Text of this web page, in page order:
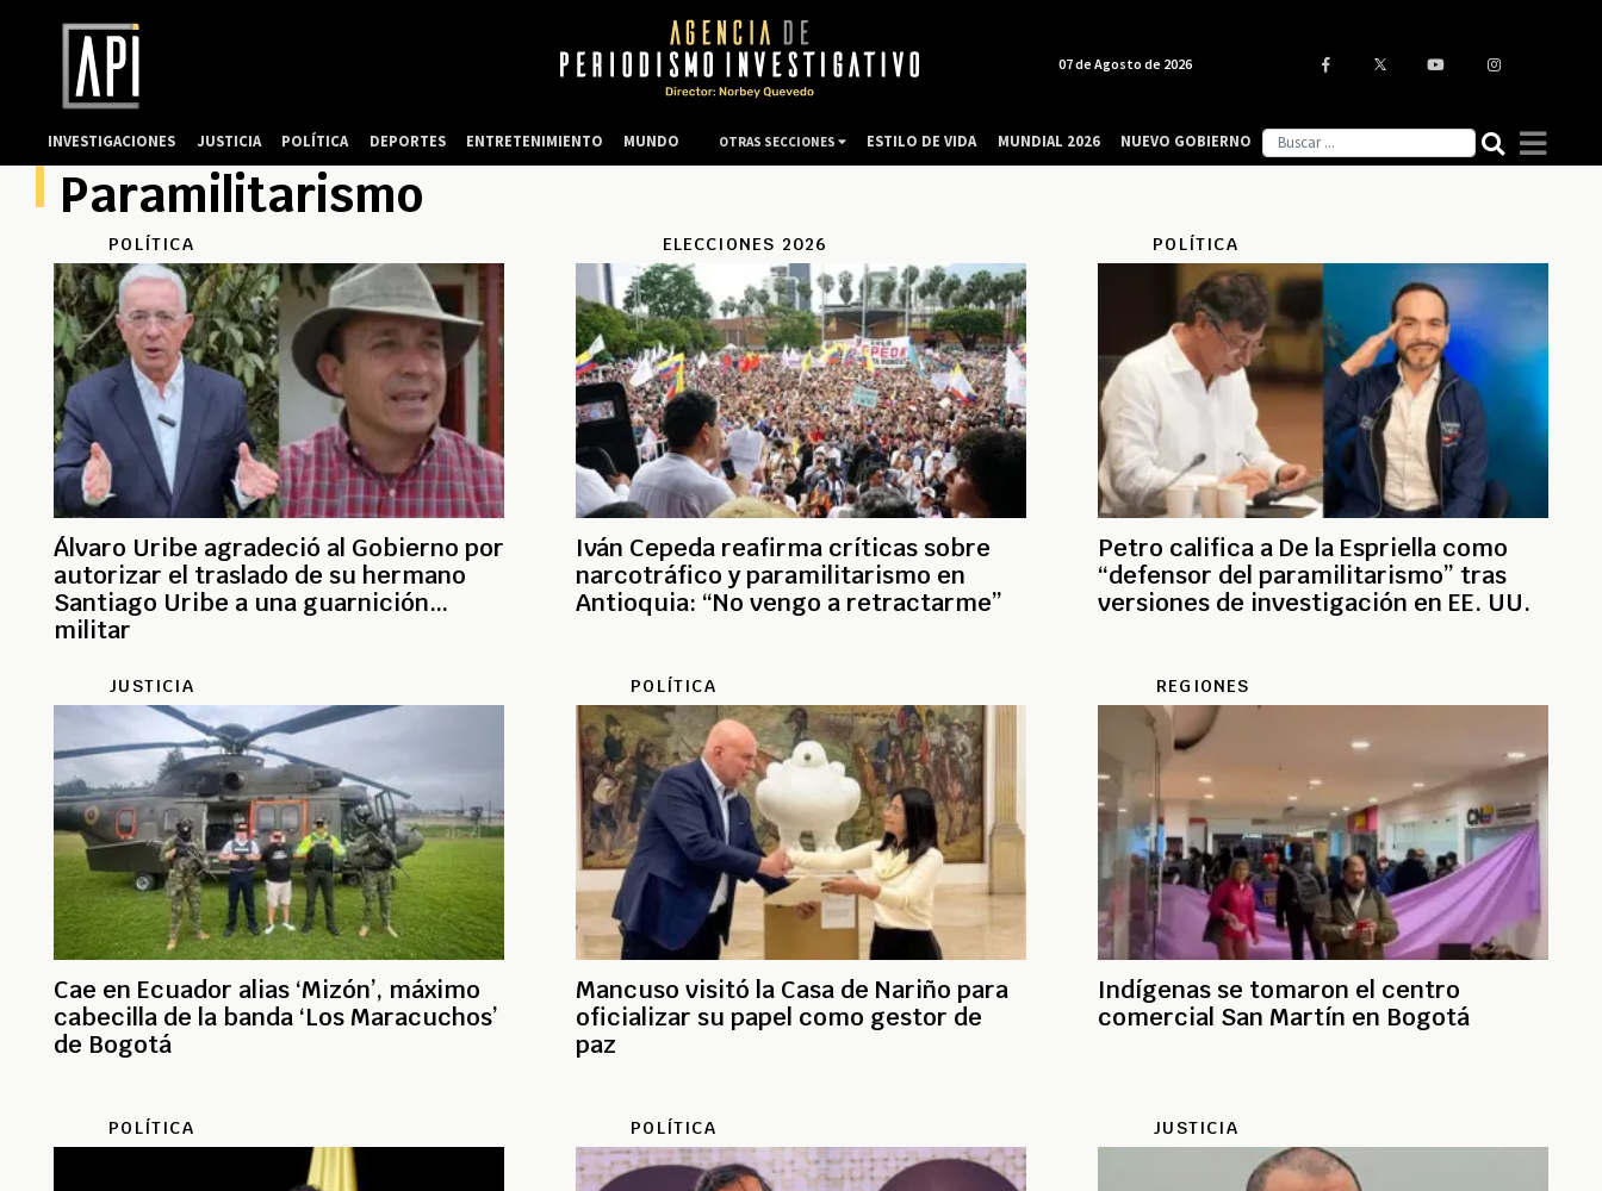
Paramilitarismo
POLÍTICA
Álvaro Uribe agradeció al Gobierno por
autorizar el traslado de su hermano
Santiago Uribe a una guarnición
militar
ELECCIONES 2026
Iván Cepeda reafirma críticas sobre
narcotráfico y paramilitarismo en
Antioquia: “No vengo a retractarme”
POLÍTICA
Petro califica a De la Espriella como
“defensor del paramilitarismo” tras
versiones de investigación en EE. UU.
JUSTICIA
Cae en Ecuador alias ‘Mizón’, máximo
cabecilla de la banda ‘Los Maracuchos’
de Bogotá
POLÍTICA
Mancuso visitó la Casa de Nariño para
oficializar su papel como gestor de
paz
REGIONES
Indígenas se tomaron el centro
comercial San Martín en Bogotá
POLÍTICA POLÍTICA JUSTICIA
07 de Agosto de 2026
INVESTIGACIONES JUSTICIA POLÍTICA DEPORTES ENTRETENIMIENTO MUNDO OTRAS SECCIONES ESTILO DE VIDA MUNDIAL 2026 NUEVO GOBIERNO